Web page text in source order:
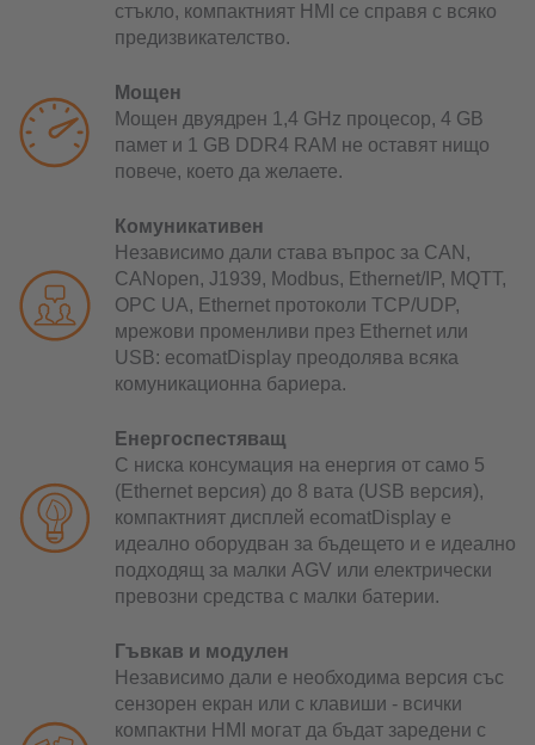
стъкло, компактният HMI се справя с всяко
предизвикателство.
Мощен
Мощен двуядрен 1,4 GHz процесор, 4 GB
памет и 1 GB DDR4 RAM не оставят нищо
повече, което да желаете.
Комуникативен
Независимо дали става въпрос за CAN,
CANopen, J1939, Modbus, Ethernet/IP, MQTT,
OPC UA, Ethernet протоколи TCP/UDP,
мрежови променливи през Ethernet или
USB: ecomatDisplay преодолява всяка
комуникационна бариера.
Енергоспестяващ
С ниска консумация на енергия от само 5
(Ethernet версия) до 8 вата (USB версия),
компактният дисплей ecomatDisplay е
идеално оборудван за бъдещето и е идеално
подходящ за малки AGV или електрически
превозни средства с малки батерии.
Гъвкав и модулен
Независимо дали е необходима версия със
сензорен екран или с клавиши - всички
компактни HMI могат да бъдат заредени с